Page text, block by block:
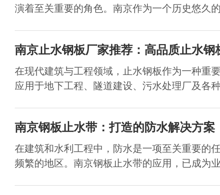
演着至关重要的角色。南京作为一个历史悠久
南京止水钢板厂家推荐：高品质止水钢
在现代建筑与工程领域，止水钢板作为一种重
应用于地下工程、隧道建设、污水处理厂及各
南京钢板止水带：打造的防水解决方案
在建筑和水利工程中，防水是一项至关重要的
频繁的地区。南京钢板止水带的应用，已成为